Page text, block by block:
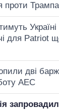
проти
Україні
для Patriot
дві
АЕС